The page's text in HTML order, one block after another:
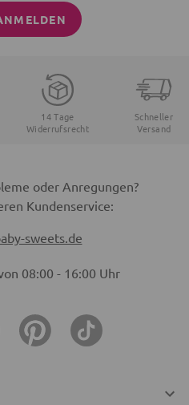
14 Tage
Widerrufsrecht
Schneller
Versand
oder Anregungen?
Kundenservice:
sweets.de
08:00 - 16:00 Uhr